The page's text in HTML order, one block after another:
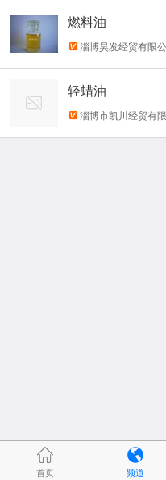
燃料油
淄博昊发经贸有限
轻蜡油
淄博市凯川经贸有
首页 频道